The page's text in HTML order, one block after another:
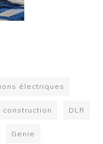
électriques
construction DLR
Genie